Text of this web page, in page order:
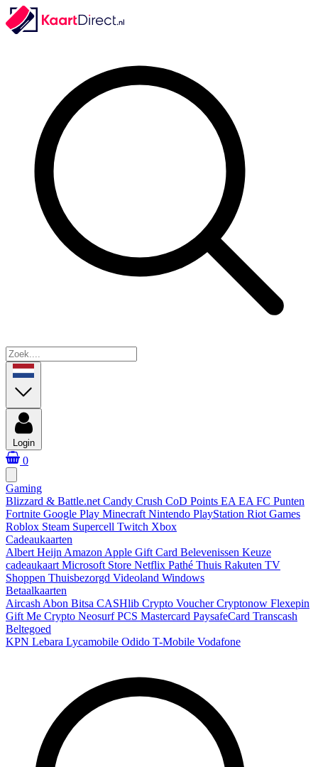
Login
0
Gaming
Blizzard & Battle.net Candy Crush CoD Points EA EA FC Punten
Fortnite Google Play Minecraft Nintendo PlayStation Riot Games
Roblox Steam Supercell Twitch Xbox
Cadeaukaarten
Albert Heijn Amazon Apple Gift Card Belevenissen Keuze
cadeaukaart Microsoft Store Netflix Pathé Thuis Rakuten TV
Shoppen Thuisbezorgd Videoland Windows
Betaalkaarten
Aircash Abon Bitsa CASHlib Crypto VoucherCryptonow Flexepin
Gift Me Crypto NeosurfPCS Mastercard PaysafeCard Transcash
Beltegoed
KPN Lebara Lycamobile Odido T-Mobile Vodafone